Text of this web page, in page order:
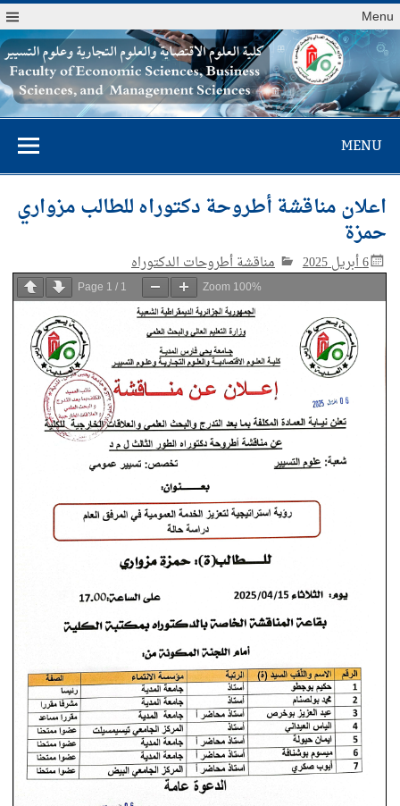
Menu
كلية العلوم
الاقتصادية والعلوم
التجارية وعلوم
التسيير
MENU
اعلان مناقشة أطروحة دكتوراه للطالب مزواري
حمزة
6 أبريل 2025 مناقشة أطروحات الدكتوراه
Page 1 / 1 Zoom 100%